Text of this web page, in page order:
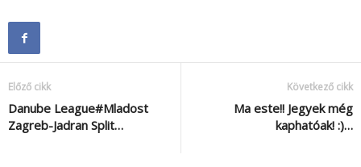
Előző cikk
Danube League#Mladost
Zagreb-Jadran Split…
Következő cikk
Ma este!! Jegyek még
kaphatóak! :)…